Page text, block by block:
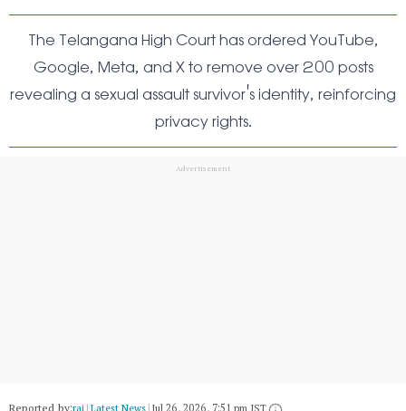
The Telangana High Court has ordered YouTube,
Google, Meta, and X to remove over 200 posts
revealing a sexual assault survivor's identity, reinforcing
privacy rights.